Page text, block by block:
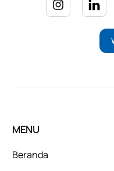
MENU
Beranda